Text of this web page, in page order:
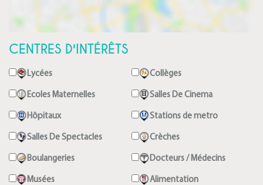
CENTRES D'INTÉRÊTS
Lycées Collèges
Ecoles Maternelles Salles De Cinema
Hôpitaux Stations de metro
Salles De Spectacles Crèches
Boulangeries Docteurs / Médecins
Musées Alimentation